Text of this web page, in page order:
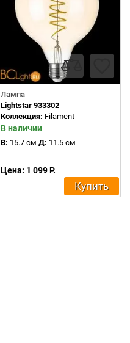
Лампа
Lightstar 933302
Коллекция: Filament
В наличии
В: 15.7 см Д: 11.5 см
Цена: 1 099 Р.
Купить